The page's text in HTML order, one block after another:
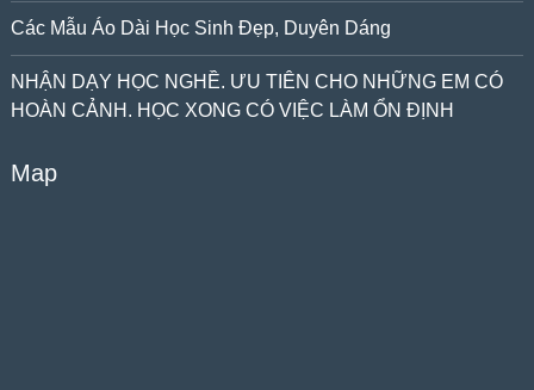
Các Mẫu Áo Dài Học Sinh Đẹp, Duyên Dáng
NHẬN DẠY HỌC NGHỀ. ƯU TIÊN CHO NHỮNG EM CÓ
HOÀN CẢNH. HỌC XONG CÓ VIỆC LÀM ỔN ĐỊNH
Map